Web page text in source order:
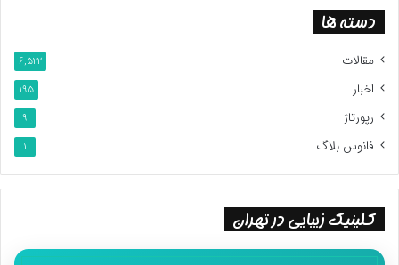
دسته ها
مقالات 6,522
اخبار 195
رپورتاژ 9
فانوس بلاگ 1
کلینیک زیبایی در تهران